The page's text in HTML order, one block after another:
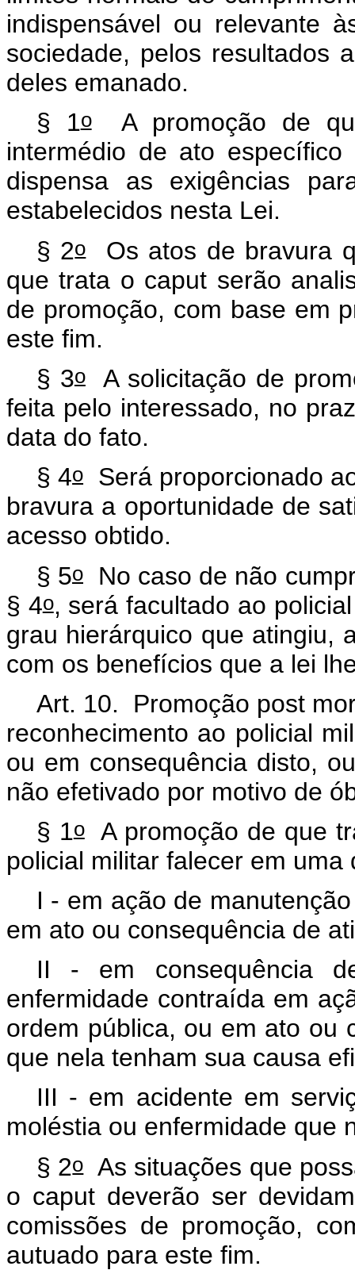
indispensável ou relevante
sociedade, pelos resultados
deles emanado.
§ 1oA promoção de
intermédio de ato
dispensa as exigências
estabelecidos nesta Lei.
§ 2oOs atos de bravura
que trata o caput serão
de promoção, com base em
este fim.
§ 3oA solicitação de
feita pelo interessado, no
data do fato.
§ 4o
Será proporcionado
bravura a oportunidade de
acesso obtido.
§ 5o
No caso de não
§ 4o, será facultado ao
grau hierárquico que atingiu,
com os benefícios que a lei
Art. 10. Promoção post
reconhecimento ao policial
ou em consequência disto,
não efetivado por motivo de
§ 1oA promoção de que
policial militar falecer em
I - em ação de
em ato ou consequência de
II - em consequência
enfermidade contraída em
ordem pública, ou em ato ou
que nela tenham sua causa
III - em acidente em
moléstia ou enfermidade que
§ 2oAs situações que
o caput deverão ser
comissões de promoção,
autuado para este fim.